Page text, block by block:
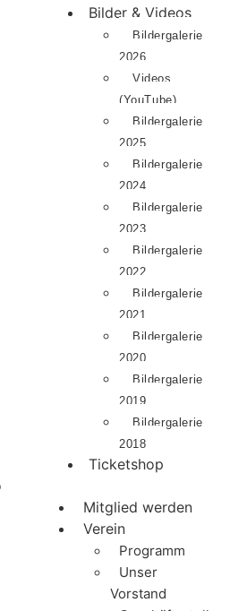
Bilder & Videos
Bildergalerie
2026
Videos
(YouTube)
Bildergalerie
2025
Bildergalerie
2024
Bildergalerie
2023
Bildergalerie
2022
Bildergalerie
2021
Bildergalerie
2020
Bildergalerie
2019
Bildergalerie
2018
Ticketshop
Mitglied werden
Verein
Programm
Unser
Vorstand